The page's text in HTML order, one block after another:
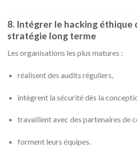
8. Intégrer le hacking éthique
stratégie long terme
Les organisations les plus matures :
réalisent des audits réguliers,
intègrent la sécurité dès la
travaillent avec des partenaires de
forment leurs équipes.